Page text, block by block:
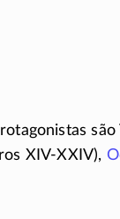
XIV-XXIV),